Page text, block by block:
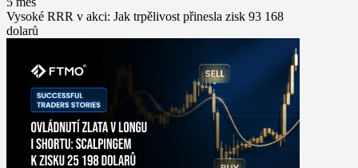
Vysoké RRR v akci: Jak trpělivost přinesla zisk 93 168
dolarů